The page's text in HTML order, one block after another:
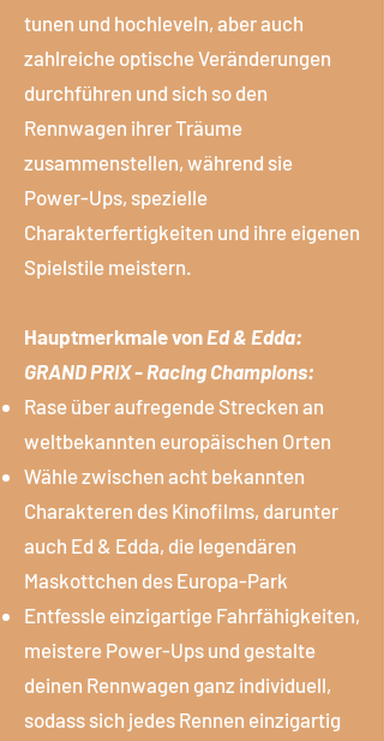
tunen und hochleveln, aber auch
zahlreiche optische Veränderungen
durchführen und sich so den
Rennwagen ihrer Träume
zusammenstellen, während sie
Power-Ups, spezielle
Charakterfertigkeiten und ihre eigenen
Spielstile meistern.
Hauptmerkmale von Ed & Edda:
GRAND PRIX - Racing Champions:
Rase über aufregende Strecken an
weltbekannten europäischen Orten
Wähle zwischen acht bekannten
Charakteren des Kinofilms, darunter
auch Ed & Edda, die legendären
Maskottchen des Europa-Park
Entfessle einzigartige Fahrfähigkeiten,
meistere Power-Ups und gestalte
deinen Rennwagen ganz individuell,
sodass sich jedes Rennen einzigartig